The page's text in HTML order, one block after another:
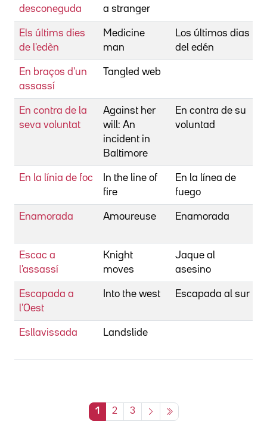
desconeguda
a stranger
Els últims dies
de l'edèn
Medicine
man
Los últimos dias
del edén
En braços d'un
assassí
Tangled web
En contra de la
seva voluntat
Against her
will: An
incident in
Baltimore
En contra de su
voluntad
En la línia de foc
In the line of
fire
En la línea de
fuego
Enamorada Amoureuse Enamorada
Escac a
l'assassí
Knight
moves
Jaque al
asesino
Escapada a
l'Oest
Into the west Escapada al sur
Esllavissada Landslide
1 2 3